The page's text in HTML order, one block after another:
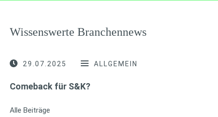
Wissenswerte Branchennews
29.07.2025 ALLGEMEIN
Comeback für S&K?
Alle Beiträge